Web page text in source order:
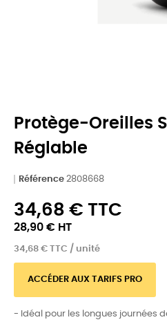
Protège-Oreilles
Réglable
Référence 2808668
34,68 € TTC
28,90 € HT
34,68 € TTC / unité
ACCÉDER AUX TARIFS PRO
- Idéal pour les longues journées